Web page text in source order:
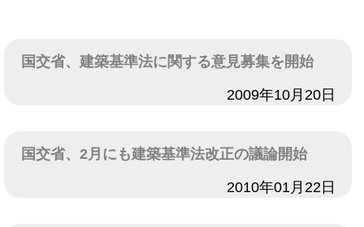
国交省、建築基準法に関する意見募集を開始
2009年10月20日
国交省、2月にも建築基準法改正の議論開始
2010年01月22日